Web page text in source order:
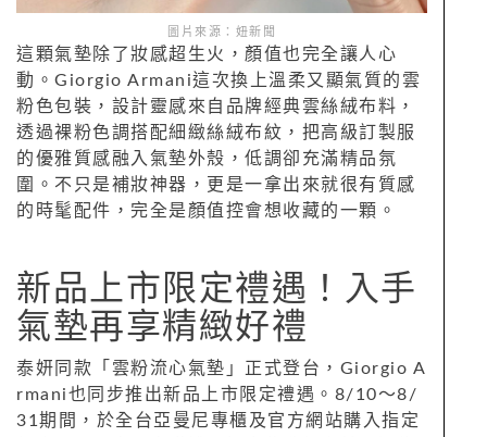
圖片來源：妞新聞
這顆氣墊除了妝感超生火，顏值也完全讓人心
動。Giorgio Armani這次換上溫柔又顯氣質的雲
粉色包裝，設計靈感來自品牌經典雲絲絨布料，
透過裸粉色調搭配細緻絲絨布紋，把高級訂製服
的優雅質感融入氣墊外殼，低調卻充滿精品氛
圍。不只是補妝神器，更是一拿出來就很有質感
的時髦配件，完全是顏值控會想收藏的一顆。
新品上市限定禮遇！入手
氣墊再享精緻好禮
泰妍同款「雲粉流心氣墊」正式登台，Giorgio A
rmani也同步推出新品上市限定禮遇。 8/10～8/
31期間，於全台亞曼尼專櫃及官方網站購入指定